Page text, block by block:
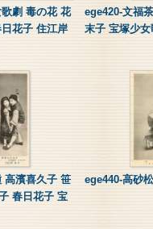
劇 毒の花 花
花子 住江岸
ege420-文福
末子 宝塚少女
高濱喜久子 笹
春日花子 宝
ege440-高砂